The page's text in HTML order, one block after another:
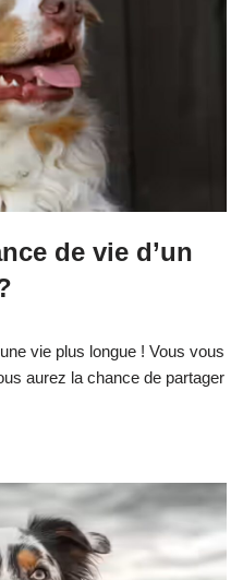
de vie d’un
vie plus longue ! Vous vous
aurez la chance de partager